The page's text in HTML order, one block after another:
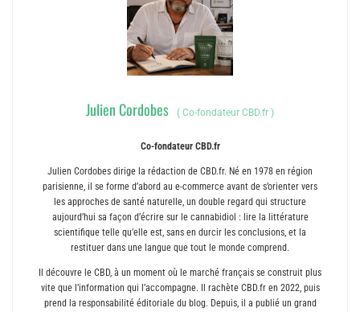
Julien Cordobes ( Co-fondateur CBD.fr )
Co-fondateur CBD.fr
Julien Cordobes dirige la rédaction de CBD.fr. Né en 1978 en région
parisienne, il se forme d’abord au e-commerce avant de s’orienter vers
les approches de santé naturelle, un double regard qui structure
aujourd’hui sa façon d’écrire sur le cannabidiol : lire la littérature
scientifique telle qu’elle est, sans en durcir les conclusions, et la
restituer dans une langue que tout le monde comprend.
Il découvre le CBD, à un moment où le marché français se construit plus
vite que l’information qui l’accompagne. Il rachète CBD.fr en 2022, puis
prend la responsabilité éditoriale du blog. Depuis, il a publié un grand